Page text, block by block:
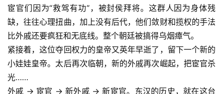
宦官们因为“救驾有功”，被封侯拜将。这群人因为身体残
缺，往往心理扭曲，加上没有后代，他们敛财和揽权的手法
比外戚还要疯狂和无底线。整个朝廷被搞得乌烟瘴气。
紧接着，这位夺回权力的皇帝又英年早逝了，留下一个新的
小娃娃皇帝。太后再次临朝，新的外戚再次崛起，把宦官杀
光……
外戚 -> 宦官 -> 新外戚 -> 新宦官。东汉的历史，就在这台